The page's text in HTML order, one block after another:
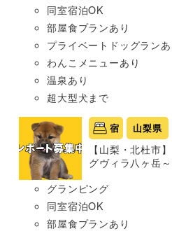
同室宿泊OK
部屋食プランあり
プライベートドッグランあ
わんこメニューあり
温泉あり
超大型犬まで
宿 山梨県
【山梨・北杜市
グヴィラ八ヶ岳～
グランピング
同室宿泊OK
部屋食プランあり